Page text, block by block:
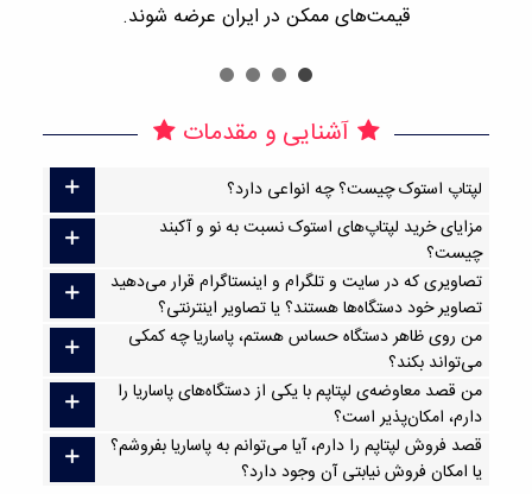
قیمت‌های ممکن در ایران عرضه شوند.
آشنایی و مقدمات
لپتاپ استوک چیست؟ چه انواعی دارد؟
مزایای خرید لپتاپ‌های استوک نسبت به نو و آکبند
چیست؟
تصاویری که در سایت و تلگرام و اینستاگرام قرار می‌دهید
تصاویر خود دستگاه‌ها هستند؟ یا تصاویر اینترنتی؟
من روی ظاهر دستگاه حساس هستم، پاساریا چه کمکی
می‌تواند بکند؟
من قصد معاوضه‌ی لپتاپم با یکی از دستگاه‌های پاساریا را
دارم، امکان‌پذیر است؟
قصد فروش لپتاپم را دارم، آیا می‌توانم به پاساریا بفروشم؟
یا امکان فروش نیابتی آن وجود دارد؟